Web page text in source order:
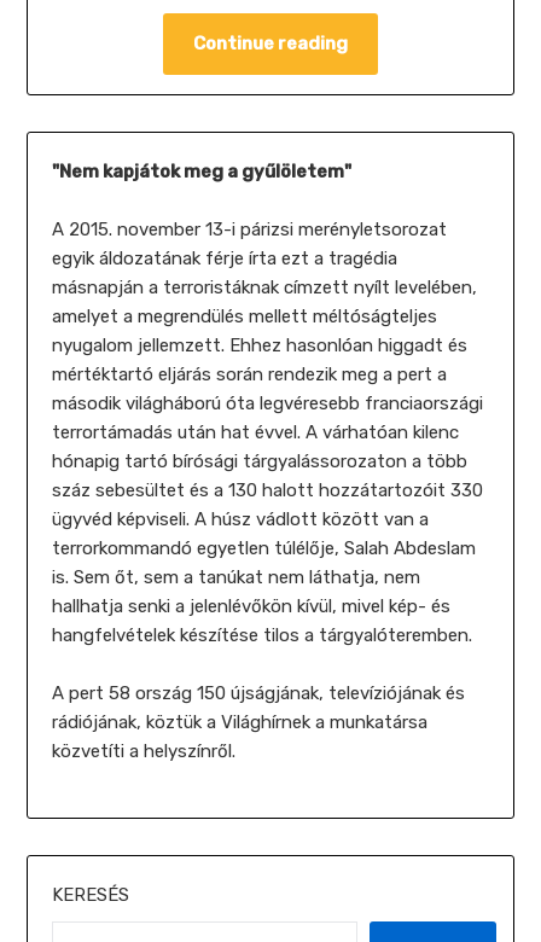
Continue reading
"Nem kapjátok meg a gyűlöletem"
A 2015. november 13-i párizsi merényletsorozat
egyik áldozatának férje írta ezt a tragédia
másnapján a terroristáknak címzett nyílt levelében,
amelyet a megrendülés mellett méltóságteljes
nyugalom jellemzett. Ehhez hasonlóan higgadt és
mértéktartó eljárás során rendezik meg a pert a
második világháború óta legvéresebb franciaországi
terrortámadás után hat évvel. A várhatóan kilenc
hónapig tartó bírósági tárgyalássorozaton a több
száz sebesültet és a 130 halott hozzátartozóit 330
ügyvéd képviseli. A húsz vádlott között van a
terrorkommandó egyetlen túlélője, Salah Abdeslam
is. Sem őt, sem a tanúkat nem láthatja, nem
hallhatja senki a jelenlévőkön kívül, mivel kép- és
hangfelvételek készítése tilos a tárgyalóteremben.
A pert 58 ország 150 újságjának, televíziójának és
rádiójának, köztük a Világhírnek a munkatársa
közvetíti a helyszínről.
KERESÉS